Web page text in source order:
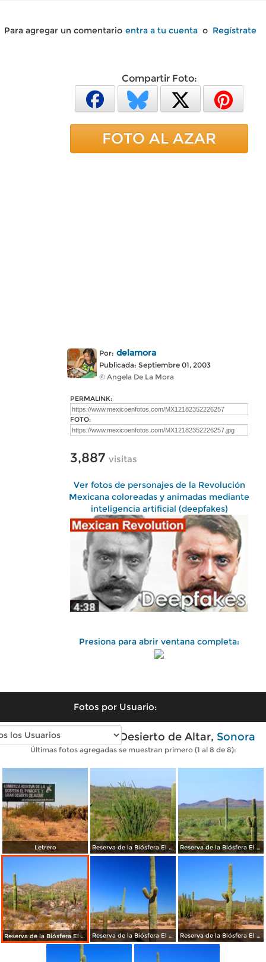
Para agregar un comentario entra a tu cuenta o Regístrate
Compartir Foto:
FOTO AL AZAR
Por: delamora
Publicada: Septiembre 01, 2003
© Angela De La Mora
PERMALINK:
FOTO:
3,887 visitas
Ver fotos de personajes de la Revolución
Mexicana coloreadas y animadas mediante
inteligencia artificial (deepfakes)
Presiona para abrir ventana completa:
Fotos por Usuario:
Fotos modernas de Desierto de Altar, Sonora
Últimas fotos agregadas se muestran primero (1 al 8 de 8):
Letrero Reserva de la Biósfera El Pinacate Reserva de la Biósfera El Pinacate
Reserva de la Biósfera El Pinacate Reserva de la Biósfera El Pinacate Reserva de la Biósfera El Pinacate